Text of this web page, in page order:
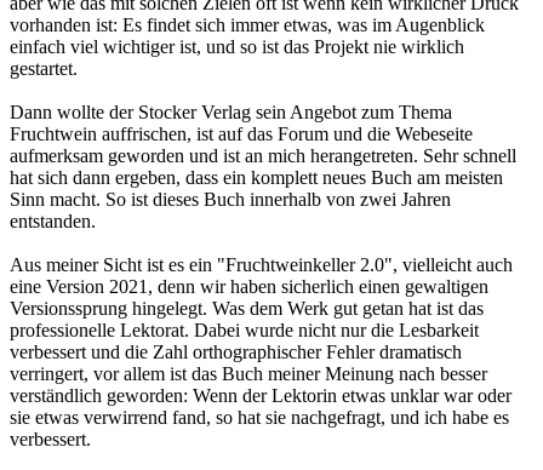
aufmerksam geworden und ist an mich herangetreten. Sehr schnell
hat sich dann ergeben, dass ein komplett neues Buch am meisten
Sinn macht. So ist dieses Buch innerhalb von zwei Jahren
entstanden.
Aus meiner Sicht ist es ein "Fruchtweinkeller 2.0", vielleicht auch
eine Version 2021, denn wir haben sicherlich einen gewaltigen
Versionssprung hingelegt. Was dem Werk gut getan hat ist das
professionelle Lektorat. Dabei wurde nicht nur die Lesbarkeit
verbessert und die Zahl orthographischer Fehler dramatisch
verringert, vor allem ist das Buch meiner Meinung nach besser
verständlich geworden: Wenn der Lektorin etwas unklar war oder
sie etwas verwirrend fand, so hat sie nachgefragt, und ich habe es
verbessert.
Für die Homepage habe ich viel positives Feedback bekommen,
aber natürlich kann ich nicht alle Leser inhaltlich erreichen. Wer
nach zwei gelesenen Sätzen frustriert wegklickt, der lässt auch kein
Feedback zurück. Das Thema ist und bleibt komplex, und viele
Faktoren spielen bei der Weinbereitung zusammen; diese
Komplexität muss ich zwangsläufig auch im Buch behandeln und